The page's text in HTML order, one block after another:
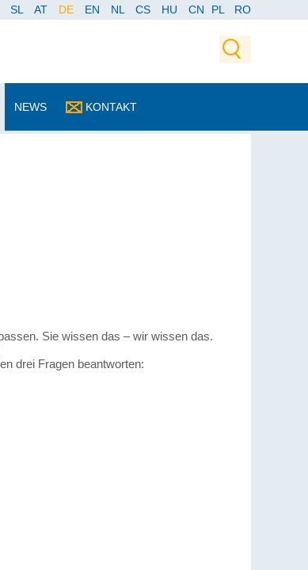
SL AT DE EN NL CS HU CN PL RO
NEWS KONTAKT
Sie wissen das – wir wissen das.
drei Fragen beantworten: